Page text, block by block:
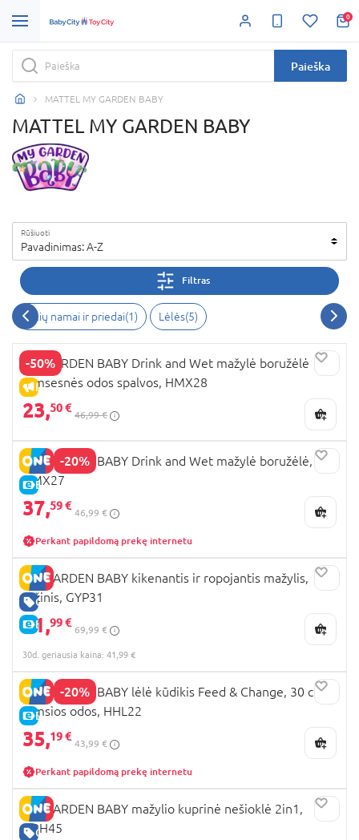
0
Paieška
MATTEL MY GARDEN BABY
MATTEL MY GARDEN BABY
Rūšiuoti
Pavadinimas: A-Z
Filtras
Lėlių namai ir priedai(1) Lėlės(5)
-50%
IŠPARDAVIMAS
MY GARDEN BABY Drink and Wet mažylė boružėlė
tamsesnės odos spalvos, HMX28
23,50 €
46,99 €
-20%
E-KAINA
MY GARDEN BABY Drink and Wet mažylė boružėlė,
HMX27
37,59 €
46,99 €
Perkant papildomą prekę internetu
GERA KAINA
E-KAINA
MY GARDEN BABY kikenantis ir ropojantis mažylis,
rožinis, GYP31
41,99 €
69,99 €
30d. geriausia kaina: 41,99 €
-20%
E-KAINA
MY GARDEN BABY lėlė kūdikis Feed & Change, 30 cm,
tamsios odos, HHL22
35,19 €
43,99 €
Perkant papildomą prekę internetu
GERA KAINA
MY GARDEN BABY mažylio kuprinė nešioklė 2in1,
HBH45